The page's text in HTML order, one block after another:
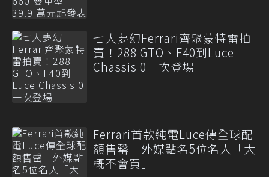
七大夢幻Ferrari齊聚蒙特雷拍
賣！288 GTO、F40到Luce
Chassis 0一次登場
Ferrari首款純電Luce傳全球配
額售罄 外媒點名5位名人「大
概不會買」